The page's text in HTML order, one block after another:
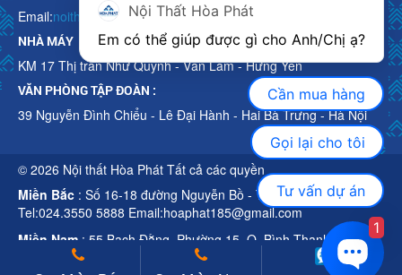
Email:noithathoaphattot@gmail.com
NHÀ MÁY
KM 17 Thị trấn Như Quỳnh - Văn Lâm - Hưng Yên
VĂN PHÒNG TẬP ĐOÀN :
39 Nguyễn Đình Chiểu - Lê Đại Hành - Hai Bà Trưng - Hà Nội
© 2026 Nội thất Hòa Phát Tất cả các quyền
Miền Bắc : Số 16-18 đường Nguyễn Bồ - TP Hà Nội
Tel:024.3550 5888 Email:hoaphat185@gmail.com
Miền Nam : 55 Bạch Đằng, Phường 15, Q. Bình Thạnh, HCM
Tel:028.3511 9211 Email:noithathoaphattot@gmail.com
Nội Thất Hòa Phát
Cần mua hàng
Gọi lại cho tôi
Tư vấn dự án
1